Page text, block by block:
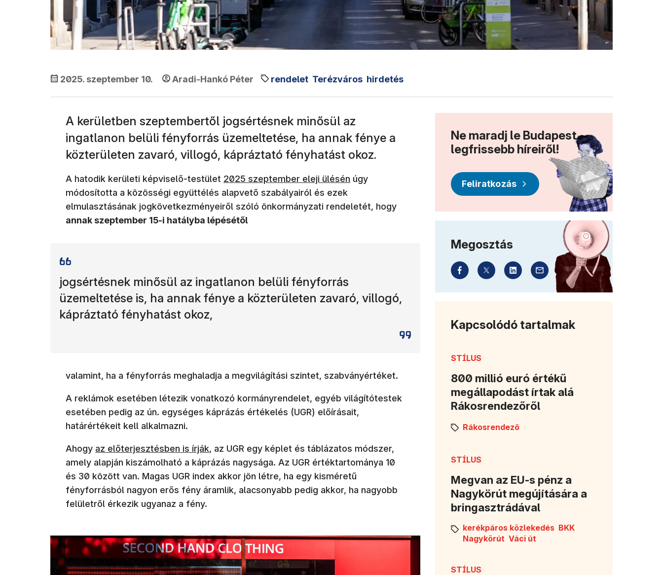
2025. szeptember 10. Aradi-Hankó Péter rendelet Terézváros hirdetés
A kerületben szeptembertől jogsértésnek minősül az
ingatlanon belüli fényforrás üzemeltetése, ha annak fénye a
közterületen zavaró, villogó, kápráztató fényhatást okoz.
A hatodik kerületi képviselő-testület (új ablakban nyílik meg)
2025 szeptember eleji ülésén úgy
módosította a közösségi együttélés alapvető szabályairól és ezek
elmulasztásának jogkövetkezményeiről szóló önkormányzati rendeletét, hogy
annak szeptember 15-i hatályba lépésétől
jogsértésnek minősül az ingatlanon belüli fényforrás
üzemeltetése is, ha annak fénye a közterületen zavaró, villogó,
kápráztató fényhatást okoz,
valamint, ha a fényforrás meghaladja a megvilágítási szintet, szabványértéket.
A reklámok esetében létezik vonatkozó kormányrendelet, egyéb világítótestek
esetében pedig az ún. egységes káprázás értékelés (UGR) előírásait,
határértékeit kell alkalmazni.
Ahogy (új ablakban nyílik meg)
az előterjesztésben is írják, az UGR egy képlet és táblázatos módszer,
amely alapján kiszámolható a káprázás nagysága. Az UGR értéktartománya 10
és 30 között van. Magas UGR index akkor jön létre, ha egy kisméretű
fényforrásból nagyon erős fény áramlik, alacsonyabb pedig akkor, ha nagyobb
felületről érkezik ugyanaz a fény.
Ne maradj le Budapest
legfrissebb híreiről!
Feliratkozás
Megosztás
Kapcsolódó tartalmak
STÍLUS
800 millió euró értékű
megállapodást írtak alá
Rákosrendezőről
Rákosrendező
STÍLUS
Megvan az EU-s pénz a
Nagykörút megújítására a
bringasztrádával
kerékpáros közlekedés BKK
Nagykörút Váci út
STÍLUS